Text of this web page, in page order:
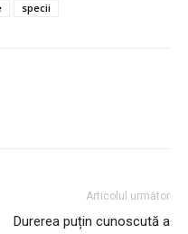
specii
Articolul următor
Durerea puțin cunoscută a